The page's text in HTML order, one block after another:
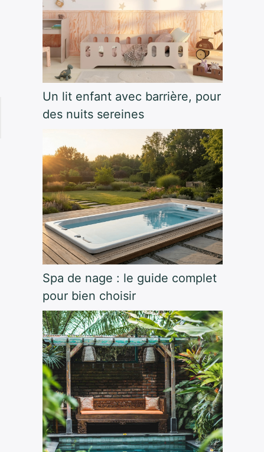
Un lit enfant avec barrière, pour
des nuits sereines
Spa de nage : le guide complet
pour bien choisir